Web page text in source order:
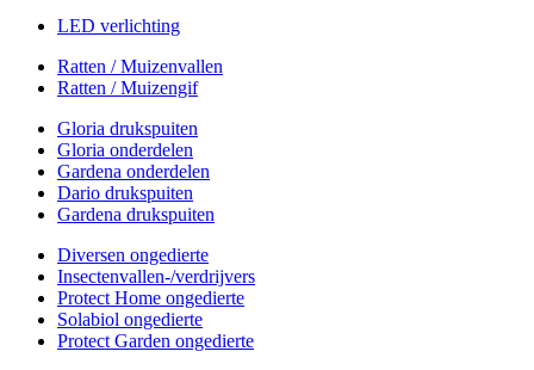
LED verlichting
Ratten / Muizenvallen
Ratten / Muizengif
Gloria drukspuiten
Gloria onderdelen
Gardena onderdelen
Dario drukspuiten
Gardena drukspuiten
Diversen ongedierte
Insectenvallen-/verdrijvers
Protect Home ongedierte
Solabiol ongedierte
Protect Garden ongedierte